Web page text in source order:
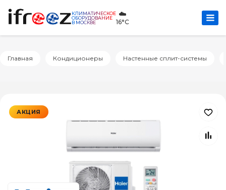
КЛИМАТИЧЕСКОЕ
ОБОРУДОВАНИЕ
В МОСКВЕ
☁️
16°C
Главная Кондиционеры Настенные сплит-системы
АКЦИЯ